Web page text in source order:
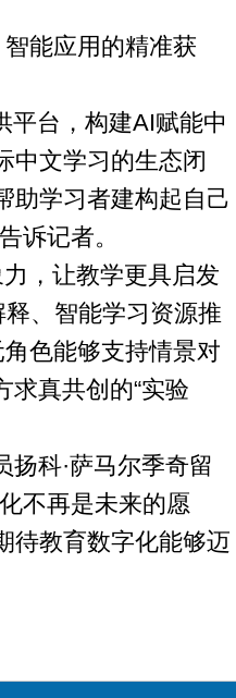
能应用的精准获
平台，构建AI赋能中
中文学习的生态闭
助学习者建构起自己
诉记者。
，让教学更具启发
、智能学习资源推
色能够支持情景对
真共创的“实验
科·萨马尔季奇留
不再是未来的愿
待教育数字化能够迈